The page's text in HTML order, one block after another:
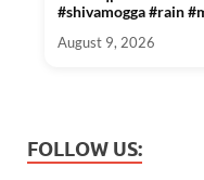
#shivamogga #rain
August 9, 2026
FOLLOW US: